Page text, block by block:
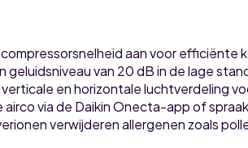
aan voor efficiënte
geluidsniveau van 20 dB in de lage
en horizontale luchtverdeling
airco via de Daikin Onecta-app of
verwijderen allergenen zoals